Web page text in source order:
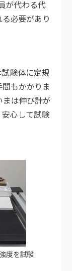
が代わる代
必要があり
験体に定規
もかかりま
まは伸び計が
心して試験
度を試験